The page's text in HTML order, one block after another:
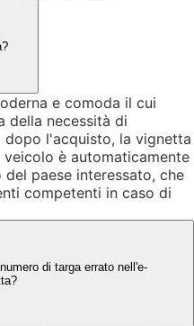
e comoda il cui
della necessità di
dopo l'acquisto, la vignetta
è automaticamente
paese interessato, che
competenti in caso di
di targa errato nell'e-